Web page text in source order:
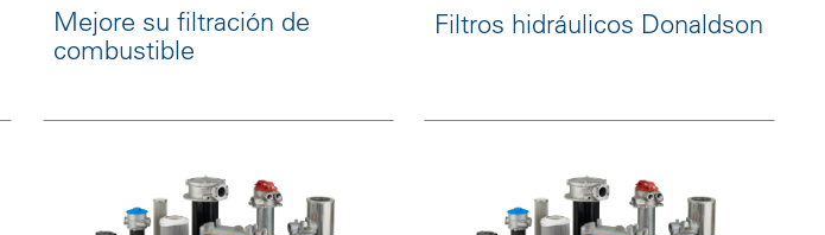
Mejore su filtración de
combustible
Filtros hidráulicos Donaldson